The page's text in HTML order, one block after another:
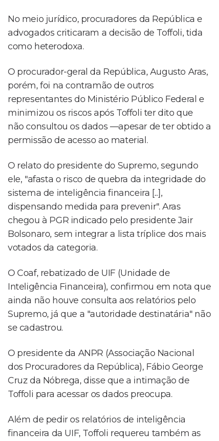
No meio jurídico, procuradores da República e
advogados criticaram a decisão de Toffoli, tida
como heterodoxa.
O procurador-geral da República, Augusto Aras,
porém, foi na contramão de outros
representantes do Ministério Público Federal e
minimizou os riscos após Toffoli ter dito que
não consultou os dados —apesar de ter obtido a
permissão de acesso ao material.
O relato do presidente do Supremo, segundo
ele, "afasta o risco de quebra da integridade do
sistema de inteligência financeira [...],
dispensando medida para prevenir". Aras
chegou à PGR indicado pelo presidente Jair
Bolsonaro, sem integrar a lista tríplice dos mais
votados da categoria.
O Coaf, rebatizado de UIF (Unidade de
Inteligência Financeira), confirmou em nota que
ainda não houve consulta aos relatórios pelo
Supremo, já que a "autoridade destinatária" não
se cadastrou.
O presidente da ANPR (Associação Nacional
dos Procuradores da República), Fábio George
Cruz da Nóbrega, disse que a intimação de
Toffoli para acessar os dados preocupa.
Além de pedir os relatórios de inteligência
financeira da UIF, Toffoli requereu também as